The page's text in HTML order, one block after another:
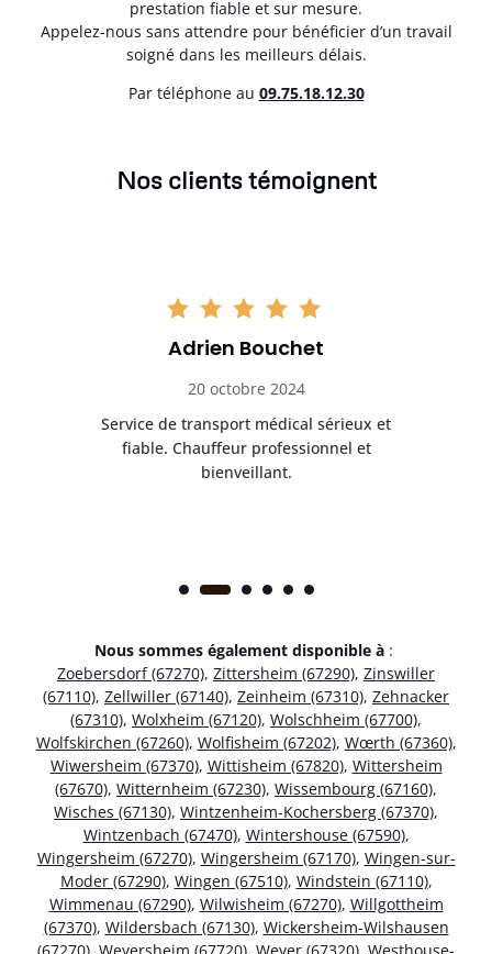
prestation fiable et sur mesure.
Appelez-nous sans attendre pour bénéficier d’un travail
soigné dans les meilleurs délais.
Par téléphone au 09.75.18.12.30
Nos clients témoignent
Adrien Bouchet
20 octobre 2024
Service de transport médical sérieux et
fiable. Chauffeur professionnel et
bienveillant.
Nous sommes également disponible à :
Zoebersdorf (67270), Zittersheim (67290), Zinswiller
(67110), Zellwiller (67140), Zeinheim (67310), Zehnacker
(67310), Wolxheim (67120), Wolschheim (67700),
Wolfskirchen (67260), Wolfisheim (67202), Wœrth (67360),
Wiwersheim (67370), Wittisheim (67820), Wittersheim
(67670), Witternheim (67230), Wissembourg (67160),
Wisches (67130), Wintzenheim-Kochersberg (67370),
Wintzenbach (67470), Wintershouse (67590),
Wingersheim (67270), Wingersheim (67170), Wingen-sur-
Moder (67290), Wingen (67510), Windstein (67110),
Wimmenau (67290), Wilwisheim (67270), Willgottheim
(67370), Wildersbach (67130), Wickersheim-Wilshausen